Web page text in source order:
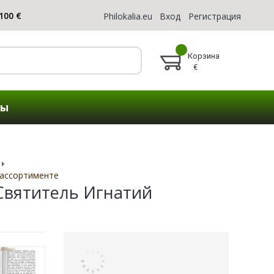
Philokalia.eu Вход Регистрация
Корзина
€
Игнатий